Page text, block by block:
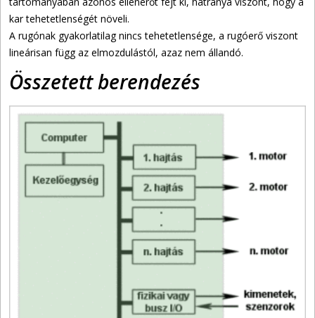
kar tehetetlenségét növeli.
A rugónak gyakorlatilag nincs tehetetlensége, a rugóerő viszont
lineárisan függ az elmozdulástól, azaz nem állandó.
Összetett berendezés